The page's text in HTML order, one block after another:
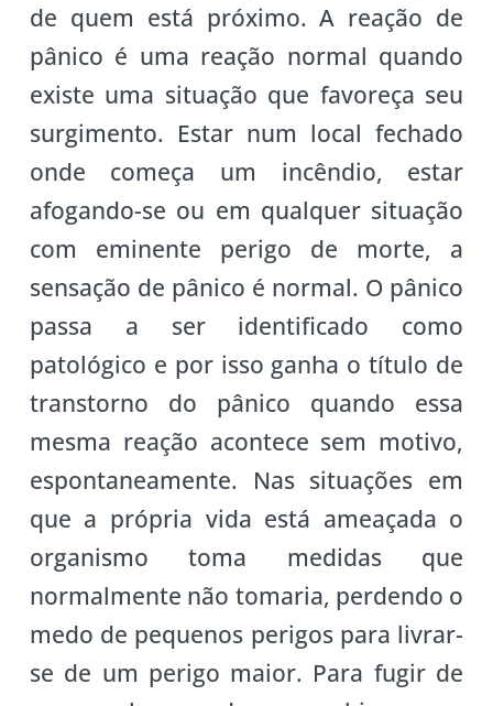
de quem está próximo. A reação de
pânico é uma reação normal quando
existe uma situação que favoreça seu
surgimento. Estar num local fechado
onde começa um incêndio, estar
afogando-se ou em qualquer situação
com eminente perigo de morte, a
sensação de pânico é normal. O pânico
passa a ser identificado como
patológico e por isso ganha o título de
transtorno do pânico quando essa
mesma reação acontece sem motivo,
espontaneamente. Nas situações em
que a própria vida está ameaçada o
organismo toma medidas que
normalmente não tomaria, perdendo o
medo de pequenos perigos para livrar-
se de um perigo maior. Para fugir de